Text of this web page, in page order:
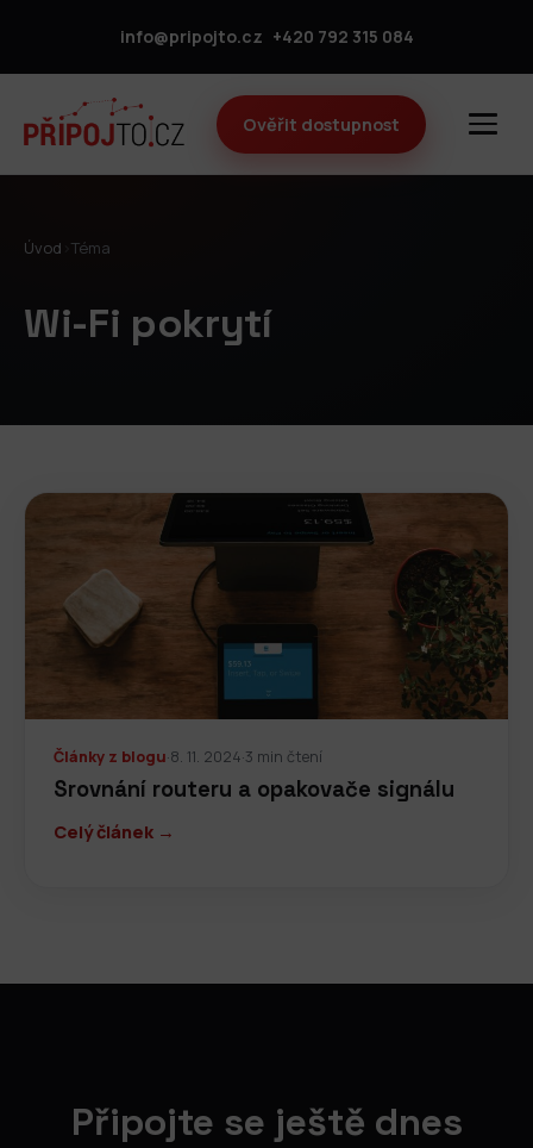
info@pripojto.cz +420 792 315 084
Ověřit dostupnost
Úvod Téma
Wi-Fi pokrytí
Články z blogu·8. 11. 2024·3 min čtení
Srovnání routeru a opakovače signálu
Celý článek →
Připojte se ještě dnes